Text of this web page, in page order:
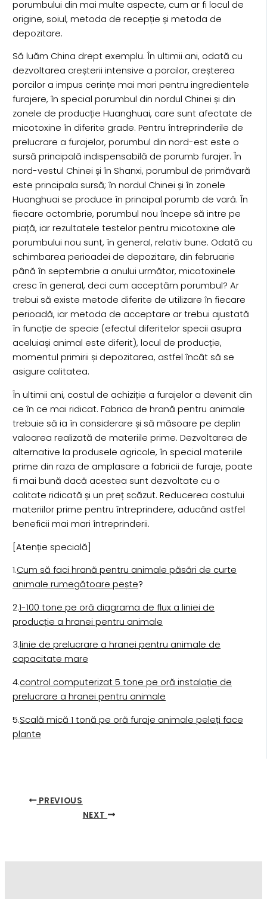
porumbului din mai multe aspecte, cum ar fi locul de
origine, soiul, metoda de recepție și metoda de
depozitare.
Să luăm China drept exemplu. În ultimii ani, odată cu
dezvoltarea creșterii intensive a porcilor, creșterea
porcilor a impus cerințe mai mari pentru ingredientele
furajere, în special porumbul din nordul Chinei și din
zonele de producție Huanghuai, care sunt afectate de
micotoxine în diferite grade. Pentru întreprinderile de
prelucrare a furajelor, porumbul din nord-est este o
sursă principală indispensabilă de porumb furajer. În
nord-vestul Chinei și în Shanxi, porumbul de primăvară
este principala sursă; în nordul Chinei și în zonele
Huanghuai se produce în principal porumb de vară. În
fiecare octombrie, porumbul nou începe să intre pe
piață, iar rezultatele testelor pentru micotoxine ale
porumbului nou sunt, în general, relativ bune. Odată cu
schimbarea perioadei de depozitare, din februarie
până în septembrie a anului următor, micotoxinele
cresc în general, deci cum acceptăm porumbul? Ar
trebui să existe metode diferite de utilizare în fiecare
perioadă, iar metoda de acceptare ar trebui ajustată
în funcție de specie (efectul diferitelor specii asupra
aceluiași animal este diferit), locul de producție,
momentul primirii și depozitarea, astfel încât să se
asigure calitatea.
În ultimii ani, costul de achiziție a furajelor a devenit din
ce în ce mai ridicat. Fabrica de hrană pentru animale
trebuie să ia în considerare și să măsoare pe deplin
valoarea realizată de materiile prime. Dezvoltarea de
alternative la produsele agricole, în special materiile
prime din raza de amplasare a fabricii de furaje, poate
fi mai bună dacă acestea sunt dezvoltate cu o
calitate ridicată și un preț scăzut. Reducerea costului
materiilor prime pentru întreprindere, aducând astfel
beneficii mai mari întreprinderii.
[Atenție specială]
1.Cum să faci hrană pentru animale păsări de curte
animale rumegătoare pește?
2.1-100 tone pe oră diagrama de flux a liniei de
producție a hranei pentru animale
3.linie de prelucrare a hranei pentru animale de
capacitate mare
4.control computerizat 5 tone pe oră instalație de
prelucrare a hranei pentru animale
5.Scală mică 1 tonă pe oră furaje animale peleți face
plante
PREVIOUS
NEXT